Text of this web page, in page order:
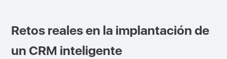
Retos reales en la implantación de
un CRM inteligente